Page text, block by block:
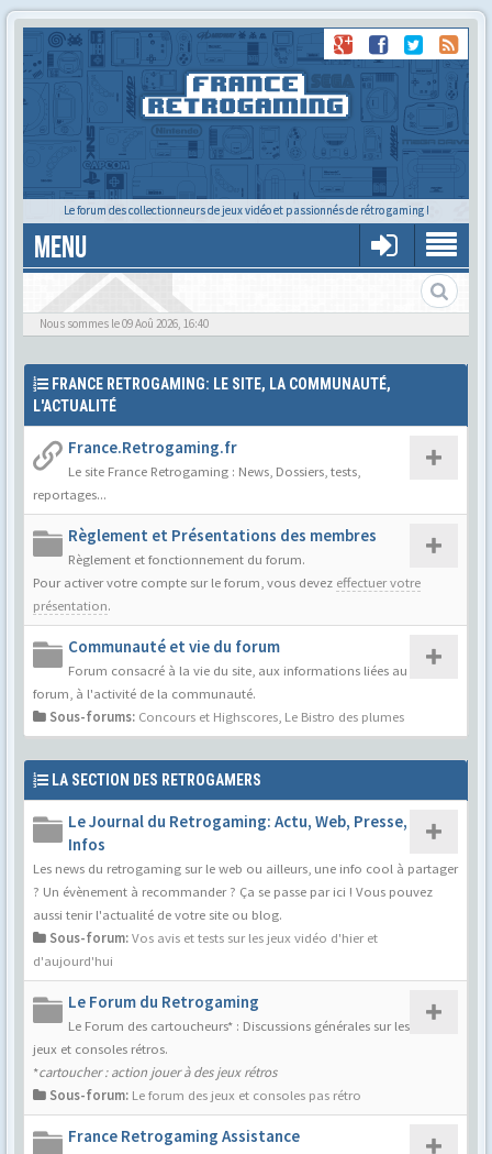
Le forum des collectionneurs de jeux vidéo et passionnés de rétro gaming !
MENU
Le forum des cartoucheurs et cartoucheuses !
Nous sommes le 09 Aoû 2026, 16:40
FRANCE RETROGAMING: LE SITE, LA COMMUNAUTÉ,
L'ACTUALITÉ
France.Retrogaming.fr
Le site France Retrogaming : News, Dossiers, tests,
reportages...
Règlement et Présentations des membres
Règlement et fonctionnement du forum.
Pour activer votre compte sur le forum, vous devez effectuer votre
présentation.
Communauté et vie du forum
Forum consacré à la vie du site, aux informations liées au
forum, à l'activité de la communauté.
Sous-forums: Concours et Highscores Le Bistro des plumes
LA SECTION DES RETROGAMERS
Le Journal du Retrogaming: Actu, Web, Presse,
Infos
Les news du retrogaming sur le web ou ailleurs, une info cool à partager
? Un évènement à recommander ? Ça se passe par ici ! Vous pouvez
aussi tenir l'actualité de votre site ou blog.
Sous-forum:Vos avis et tests sur les jeux vidéo d'hier et
d'aujourd'hui
Le Forum du Retrogaming
Le Forum des cartoucheurs* : Discussions générales sur les
jeux et consoles rétros.
*cartoucher : action jouer à des jeux rétros
Sous-forum: Le forum des jeux et consoles pas rétro
France Retrogaming Assistance